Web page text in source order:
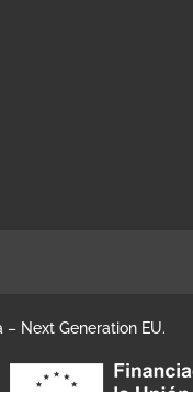
Next Generation EU.